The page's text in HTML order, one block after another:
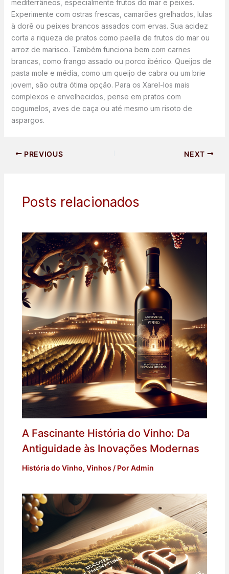
mediterrâneos, especialmente frutos do mar e peixes.
Experimente com ostras frescas, camarões grelhados, lulas
à dorê ou peixes brancos assados com ervas. Sua acidez
corta a riqueza de pratos como paella de frutos do mar ou
arroz de marisco. Também funciona bem com carnes
brancas, como frango assado ou porco ibérico. Queijos de
pasta mole e média, como um queijo de cabra ou um brie
jovem, são outra ótima opção. Para os Xarel-los mais
complexos e envelhecidos, pense em pratos com
cogumelos, aves de caça ou até mesmo um risoto de
aspargos.
PREVIOUS NEXT
Posts relacionados
A Fascinante História do Vinho: Da
Antiguidade às Inovações Modernas
História do Vinho, Vinhos / PorAdmin